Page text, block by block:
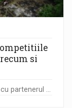
si
partenerul ...